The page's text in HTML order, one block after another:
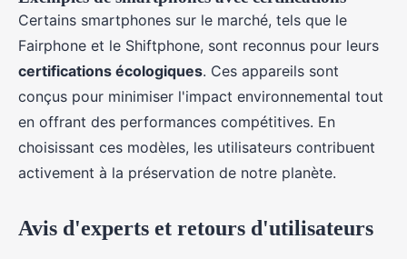
Certains smartphones sur le marché, tels que le
Fairphone et le Shiftphone, sont reconnus pour leurs
certifications écologiques. Ces appareils sont
conçus pour minimiser l'impact environnemental tout
en offrant des performances compétitives. En
choisissant ces modèles, les utilisateurs contribuent
activement à la préservation de notre planète.
Avis d'experts et retours d'utilisateurs